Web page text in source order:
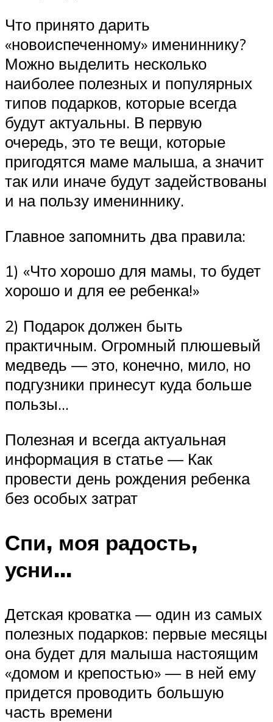
Что принято дарить
«новоиспеченному» имениннику?
Можно выделить несколько
наиболее полезных и популярных
типов подарков, которые всегда
будут актуальны. В первую
очередь, это те вещи, которые
пригодятся маме малыша, а значит
так или иначе будут задействованы
и на пользу имениннику.
Главное запомнить два правила:
1) «Что хорошо для мамы, то будет
хорошо и для ее ребенка!»
2) Подарок должен быть
практичным. Огромный плюшевый
медведь — это, конечно, мило, но
подгузники принесут куда больше
пользы…
Полезная и всегда актуальная
информация в статье — Как
провести день рождения ребенка
без особых затрат
Спи, моя радость,
усни…
Детская кроватка — один из самых
полезных подарков: первые месяцы
она будет для малыша настоящим
«домом и крепостью» — в ней ему
придется проводить большую
часть времени